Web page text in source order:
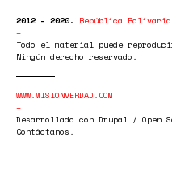
2012 - 2020. República
Todo el material puede
Ningún derecho reservado.
WWW.MISIONVERDAD.COM
Desarrollado con Drupal / Open
Contáctanos.